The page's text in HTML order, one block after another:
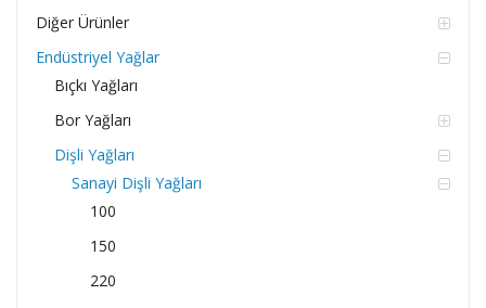
Diğer Ürünler
Endüstriyel Yağlar
Bıçkı Yağları
Bor Yağları
Dişli Yağları
Sanayi Dişli Yağları
100
150
220